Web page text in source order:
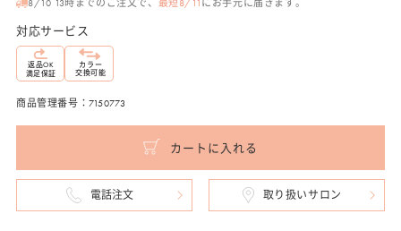
格8/10 13時までのご注文で、 最短8/11 にお手元に届きます。
対応サービス
返品OK
満足保証
カラー
交換可能
商品管理番号：7150773
カートに入れる
電話注文 取り扱いサロン